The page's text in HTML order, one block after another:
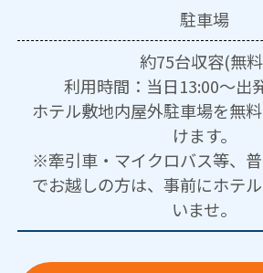
駐車場
約75台収容(無
利用時間：当日13:00～出
ホテル敷地内屋外駐車場を無
けます。
※牽引車・マイクロバス等、
でお越しの方は、事前にホテ
いませ。